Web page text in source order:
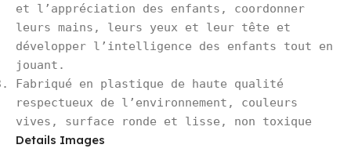
et l’appréciation des enfants, coordonner
leurs mains, leurs yeux et leur tête et
développer l’intelligence des enfants tout en
jouant.
Fabriqué en plastique de haute qualité
respectueux de l’environnement, couleurs
vives, surface ronde et lisse, non toxique
Details Images